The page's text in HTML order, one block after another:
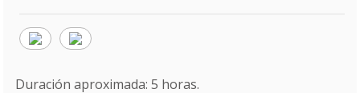
Duración aproximada: 5 horas.